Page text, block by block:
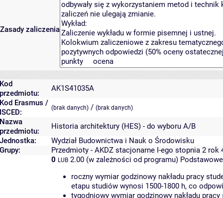
Zasady zaliczenia
Kod
przedmiotu:
AK1S41035A
Kod Erasmus /
ISCED:
(brak danych) / (brak danych)
Nazwa
przedmiotu:
Historia architektury (HES) - do wyboru A/B
Jednostka:
Wydział Budownictwa i Nauk o Środowisku
Grupy:
Przedmioty - AKDZ stacjonarne I-ego stopnia 2 rok
0 LUB 2.00 (w zależności od programu)
roczny wymiar godzinowy nakładu pracy
etapu studiów wynosi 1500-1800 h, co
tygodniowy wymiar godzinowy nakładu